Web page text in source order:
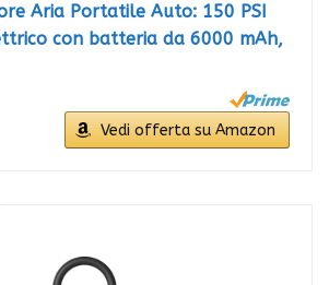
Aria Portatile Auto: 150 PSI
con batteria da 6000 mAh,
Vedi offerta su Amazon